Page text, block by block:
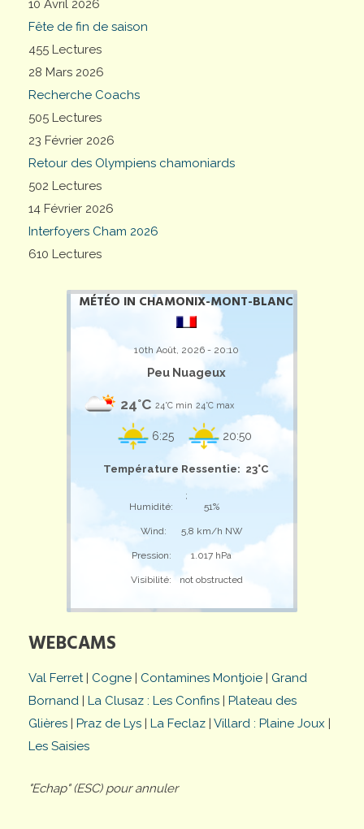
10 Avril 2026
Fête de fin de saison
455 Lectures
28 Mars 2026
Recherche Coachs
505 Lectures
23 Février 2026
Retour des Olympiens chamoniards
502 Lectures
14 Février 2026
Interfoyers Cham 2026
610 Lectures
MÉTÉO IN CHAMONIX-MONT-BLANC
10th Août, 2026 - 20:10
Peu Nuageux
24°C 24°C min 24°C max
6:25 20:50
Température Ressentie: 23°C
;
Humidité:
51%
Wind: 5,8 km/h NW
Pression: 1.017 hPa
Visibilité: not obstructed
WEBCAMS
Val Ferret| Cogne | Contamines Montjoie | Grand
Bornand | La Clusaz : Les Confins | Plateau des
Glières | Praz de Lys | La Feclaz | Villard : Plaine Joux |
Les Saisies
"Echap" (ESC) pour annuler